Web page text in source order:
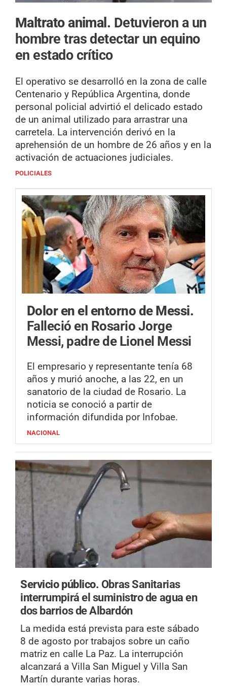
Maltrato animal. Detuvieron a un
hombre tras detectar un equino
en estado crítico
El operativo se desarrolló en la zona de calle
Centenario y República Argentina, donde
personal policial advirtió el delicado estado
de un animal utilizado para arrastrar una
carretela. La intervención derivó en la
aprehensión de un hombre de 26 años y en la
activación de actuaciones judiciales.
POLICIALES
Dolor en el entorno de Messi.
Falleció en Rosario Jorge
Messi, padre de Lionel Messi
El empresario y representante tenía 68
años y murió anoche, a las 22, en un
sanatorio de la ciudad de Rosario. La
noticia se conoció a partir de
información difundida por Infobae.
NACIONAL
Servicio público. Obras Sanitarias
interrumpirá el suministro de agua en
dos barrios de Albardón
La medida está prevista para este sábado
8 de agosto por trabajos sobre un caño
matriz en calle La Paz. La interrupción
alcanzará a Villa San Miguel y Villa San
Martín durante varias horas.